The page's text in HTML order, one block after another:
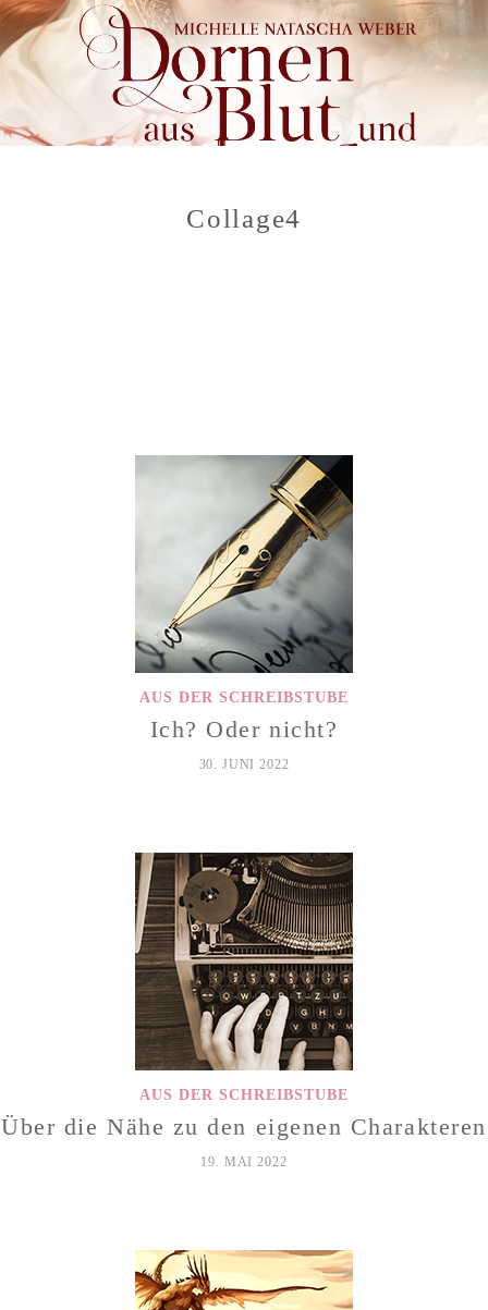
Collage4
AUS DER SCHREIBSTUBE
Ich? Oder nicht?
30. JUNI 2022
AUS DER SCHREIBSTUBE
Über die Nähe zu den eigenen Charakteren
19. MAI 2022